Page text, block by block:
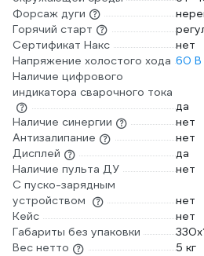
Форсаж дуги
Горячий старт
Сертификат Накс
нет
Напряжение холостого хода 60 В
Наличие цифрового
индикатора сварочного тока
да
Наличие синергии
нет
Антизалипание
нет
Дисплей
да
Наличие пульта ДУ
нет
С пуско-зарядным
устройством
нет
Кейс
нет
Габариты без упаковки
Вес нетто
5 кг